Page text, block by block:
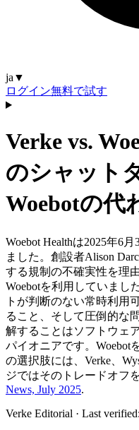
ja ▼
ログイン無料で試す
Verke vs.
のシャット
Woebotの代
Woebot Healthは2025年6
ました。創設者Alison
する規制の不確実性を理
Woebotを利用していまし
トが判断のない常時利用
ること、そして圧倒的な
解することはソフトウェ
パイオニアです。Woebot
の選択肢には、Verke、
ジではそのトレードオフ
News, July 2025.
Verke Editorial · Last